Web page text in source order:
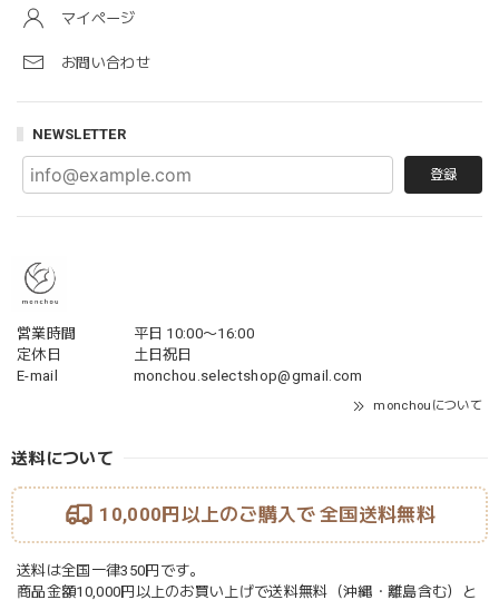
マイページ
お問い合わせ
NEWSLETTER
登録
営業時間
平日 10:00〜16:00
定休日
土日祝日
E-mail
monchou.selectshop@gmail.com
monchouについて
送料について
10,000円以上のご購入で 全国送料無料
送料は全国一律350円です。
商品金額10,000円以上のお買い上げで送料無料（沖縄・離島含む）と